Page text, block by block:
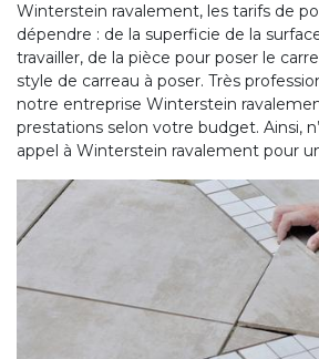
Winterstein ravalement, les tarifs de
dépendre : de la superficie de la
travailler, de la pièce pour poser le
style de carreau à poser. Très
notre entreprise Winterstein
prestations selon votre budget. Ainsi,
appel à Winterstein ravalement pour